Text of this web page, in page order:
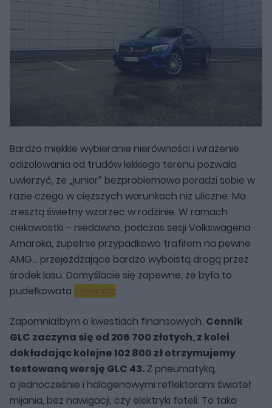
Bardzo miękkie wybieranie nierówności i wrażenie
odizolowania od trudów lekkiego terenu pozwala
uwierzyć, że „junior” bezproblemowo poradzi sobie w
razie czego w cięższych warunkach niż uliczne. Ma
zresztą świetny wzorzec w rodzinie. W ramach
ciekawostki – niedawno, podczas sesji Volkswagena
Amaroka, zupełnie przypadkowo trafiłem na pewne
AMG… przejeżdżające bardzo wyboistą drogą przez
środek lasu. Domyślacie się zapewne, że była to
pudełkowata Gelenda.
Zapomniałbym o kwestiach finansowych. Cennik
GLC zaczyna się od 206 700 złotych, z kolei
dokładając kolejne 102 800 zł otrzymujemy
testowaną wersję GLC 43. Z pneumatyką,
a jednocześnie i halogenowymi reflektorami świateł
mijania, bez nawigacji, czy elektryki foteli. To taka